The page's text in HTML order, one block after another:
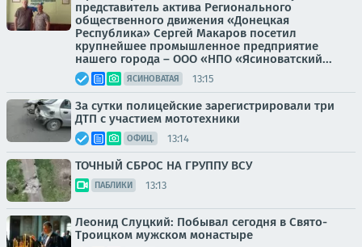
представитель актива Регионального
общественного движения «Донецкая
Республика» Сергей Макаров посетил
крупнейшее промышленное предприятие
нашего города – ООО «НПО «Ясиноватский...
ЯСИНОВАТАЯ 13:15
За сутки полицейские зарегистрировали три
ДТП с участием мототехники
ОФИЦ. 13:14
ТОЧНЫЙ СБРОС НА ГРУППУ ВСУ
ПАБЛИКИ 13:13
Леонид Слуцкий: Побывал сегодня в Свято-
Троицком мужском монастыре